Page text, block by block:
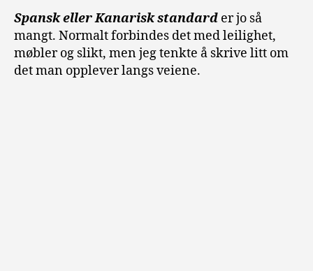
Spansk eller Kanarisk standard er jo så
mangt. Normalt forbindes det med leilighet,
møbler og slikt, men jeg tenkte å skrive litt om
det man opplever langs veiene.